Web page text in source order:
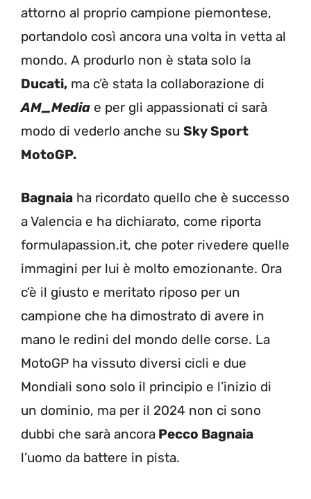
attorno al proprio campione piemontese,
portandolo così ancora una volta in vetta al
mondo. A produrlo non è stata solo la
Ducati, ma c’è stata la collaborazione di
AM_Media e per gli appassionati ci sarà
modo di vederlo anche su Sky Sport
MotoGP.
Bagnaia ha ricordato quello che è successo
a Valencia e ha dichiarato, come riporta
formulapassion.it, che poter rivedere quelle
immagini per lui è molto emozionante. Ora
c’è il giusto e meritato riposo per un
campione che ha dimostrato di avere in
mano le redini del mondo delle corse. La
MotoGP ha vissuto diversi cicli e due
Mondiali sono solo il principio e l’inizio di
un dominio, ma per il 2024 non ci sono
dubbi che sarà ancora Pecco Bagnaia
l’uomo da battere in pista.